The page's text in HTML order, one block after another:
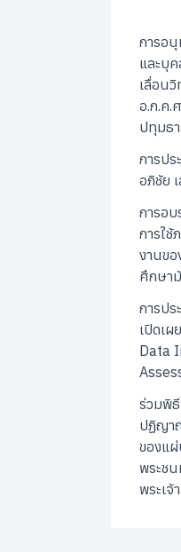
การอนุ
และบุ
เลื่อนวิ
อ.ก.ค.
ปทุมธ
การป
อภิชัย
การอ
การใช้
งานข
ศึกษา
การป
เปิดเผ
Data
ร่วมพิ
ปฏิญา
ของแ
พระช
พระเ